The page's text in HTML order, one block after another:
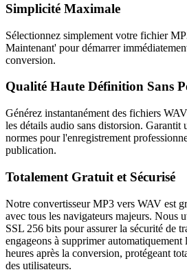
Simplicité Maximale
Sélectionnez simplement votre fichier
Maintenant' pour démarrer
conversion.
Qualité Haute Définition Sans
Générez instantanément des fichiers
les détails audio sans distorsion. Garantit
normes pour l'enregistrement
publication.
Totalement Gratuit et Sécurisé
Notre convertisseur MP3 vers WAV est
avec tous les navigateurs majeurs. Nous
SSL 256 bits pour assurer la sécurité de
engageons à supprimer automatiquement
heures après la conversion, protégeant
des utilisateurs.